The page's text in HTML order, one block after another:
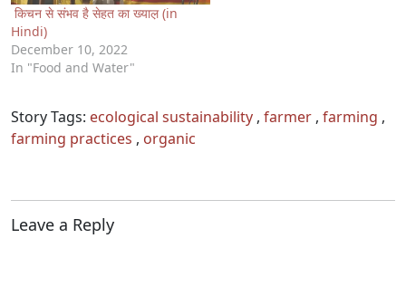
किचन से संभव है सेहत का ख्याल़ (in
Hindi)
December 10, 2022
In "Food and Water"
Story Tags: ecological sustainability , farmer , farming ,
farming practices , organic
Leave a Reply